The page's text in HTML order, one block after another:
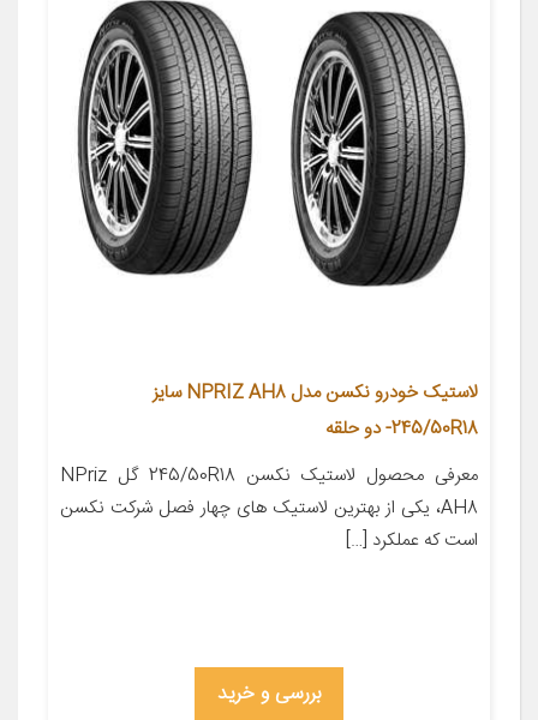
لاستیک خودرو نکسن مدل NPRIZ AH8 سایز
245/50R18- دو حلقه
معرفی محصول لاستیک نکسن 245/50R18 گل NPriz
AH8، یکی از بهترین لاستیک های چهار فصل شرکت نکسن
است که عملکرد […]
بررسی و خرید